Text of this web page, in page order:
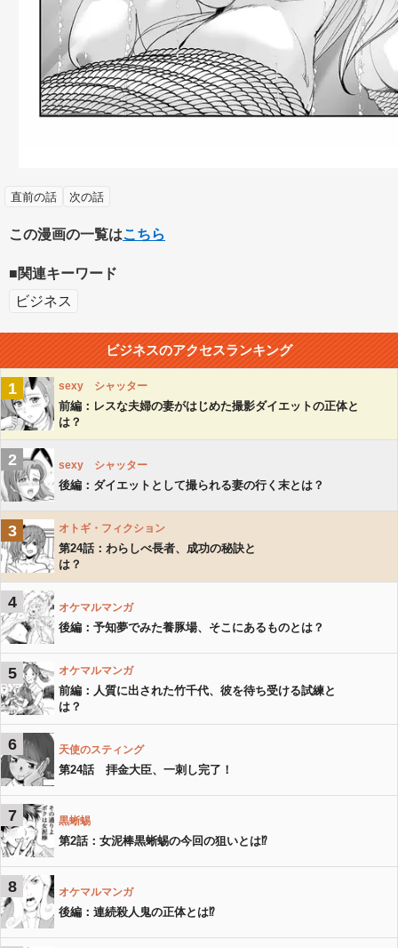
直前の話 次の話
この漫画の一覧はこちら
■関連キーワード
ビジネス
ビジネスのアクセスランキング
1 sexy シャッター
前編：レスな夫婦の妻がはじめた撮影ダイエットの正体と
は？
2 sexy シャッター
後編：ダイエットとして撮られる妻の行く末とは？
3 オトギ・フィクション
第24話：わらしべ長者、成功の秘訣と
は？
4 オケマルマンガ
後編：予知夢でみた養豚場、そこにあるものとは？
5 オケマルマンガ
前編：人質に出された竹千代、彼を待ち受ける試練と
は？
6 天使のスティング
第24話 拝金大臣、一刺し完了！
7 黒蜥蜴
第2話：女泥棒黒蜥蜴の今回の狙いとは⁉︎
8 オケマルマンガ
後編：連続殺人鬼の正体とは⁉︎